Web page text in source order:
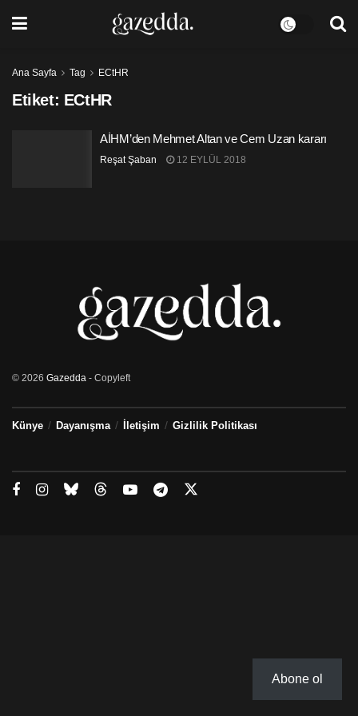
Ana Sayfa Tag ECtHR
Etiket: ECtHR
AİHM’den Mehmet Altan ve Cem Uzan kararı
Reşat Şaban 12 EYLÜL 2018
© 2026 Gazedda - Copyleft
Künye Dayanışma İletişim Gizlilik Politikası
Abone ol